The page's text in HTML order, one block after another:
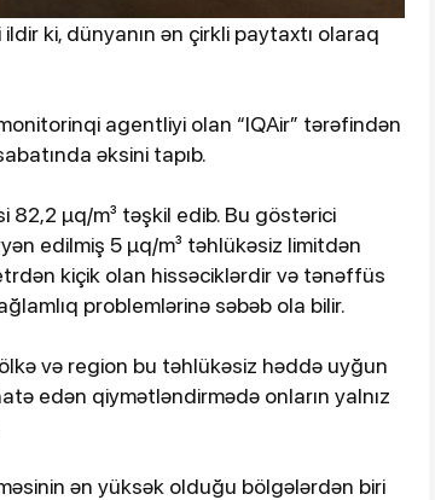
ki, dünyanın ən çirkli paytaxtı olaraq
agentliyi olan “IQAir” tərəfindən
əksini tapıb.
82,2 µq/m³ təşkil edib. Bu göstərici
edilmiş 5 µq/m³ təhlükəsiz limitdən
kiçik olan hissəciklərdir və tənəffüs
problemlərinə səbəb ola bilir.
və region bu təhlükəsiz həddə uyğun
edən qiymətləndirmədə onların yalnız
ən yüksək olduğu bölgələrdən biri